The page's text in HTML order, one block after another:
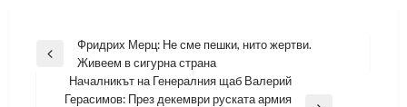
Навигация
Previous
Фридрих Мерц: Не сме пешки, нито жертви.
Живеем в сигурна страна
Началникът на Генералния щаб Валерий
Герасимов: През декември руската армия